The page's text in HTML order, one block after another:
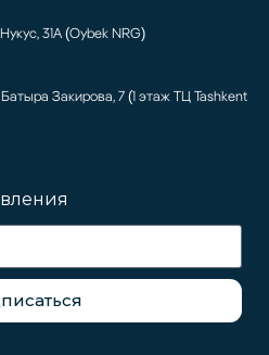
31А (Oybek NRG)
Батыра Закирова, 7 (1 этаж ТЦ Tashkent